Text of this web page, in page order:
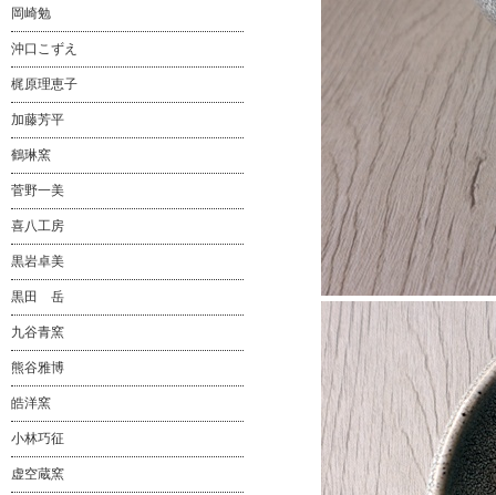
岡崎勉
沖口こずえ
梶原理恵子
加藤芳平
鶴琳窯
菅野一美
喜八工房
黒岩卓美
黒田 岳
九谷青窯
熊谷雅博
皓洋窯
小林巧征
虚空蔵窯